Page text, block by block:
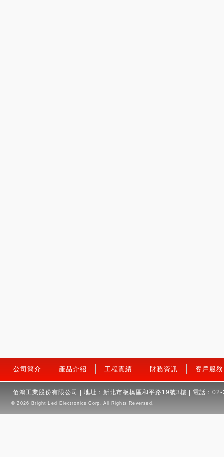
公司簡介 產品介紹 工程實績 財務資訊 客戶服務
佰鴻工業股份有限公司 | 地址：新北市板橋區和平路19號3樓 | 電話：
© 2026 Bright Led Electronics Corp. All Rights Reversed.